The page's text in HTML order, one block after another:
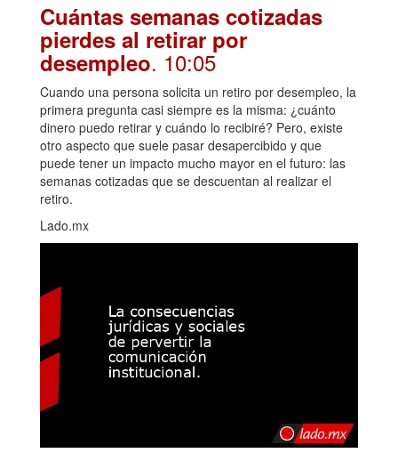
Cuántas semanas cotizadas
pierdes al retirar por
desempleo. 10:05
Cuando una persona solicita un retiro por desempleo, la
primera pregunta casi siempre es la misma: ¿cuánto
dinero puedo retirar y cuándo lo recibiré? Pero, existe
otro aspecto que suele pasar desapercibido y que
puede tener un impacto mucho mayor en el futuro: las
semanas cotizadas que se descuentan al realizar el
retiro.
Lado.mx